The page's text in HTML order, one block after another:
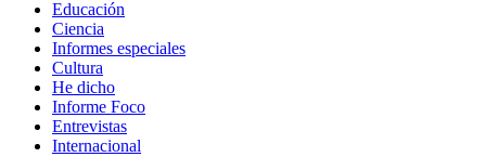
Educación
Ciencia
Informes especiales
Cultura
He dicho
Informe Foco
Entrevistas
Internacional